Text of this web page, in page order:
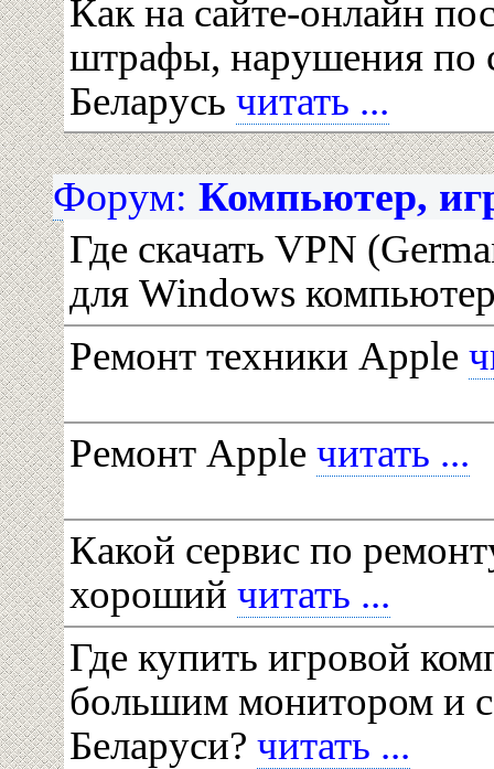
Как на сайте-онлайн
штрафы, нарушения по
Беларусь читать ...
Форум: Компьютер,
Где скачать VPN
для Windows
Ремонт техники Apple
Ремонт Apple читать ...
Какой сервис по
хороший читать ...
Где купить игровой
большим монитором и с
Беларуси? читать ...